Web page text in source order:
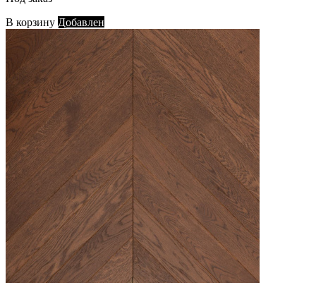
В корзину Добавлен